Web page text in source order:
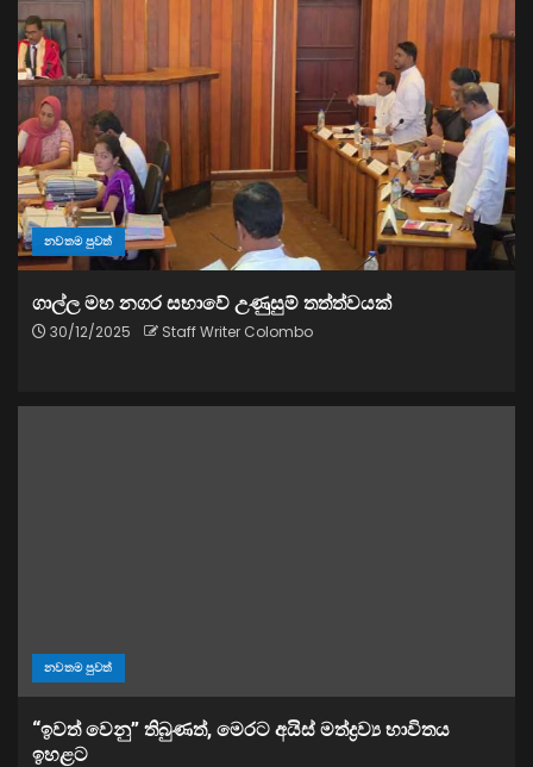
නවතම පුවත්
ගාල්ල මහ නගර සභාවේ උණුසුම් තත්ත්වයක්
30/12/2025 Staff Writer Colombo
නවතම පුවත්
“ඉවත් වෙනු” තිබුණත්, මෙරට අයිස් මත්ද්‍රව්‍ය භාවිතය
ඉහළට